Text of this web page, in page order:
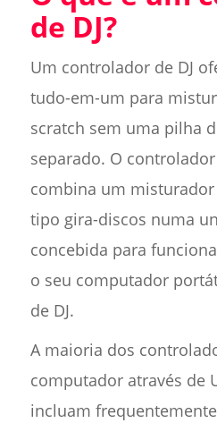
de DJ?
Um controlador de DJ
tudo-em-um para
scratch sem uma pilha
separado. O
combina um
tipo gira-discos numa
concebida para
o seu computador
de DJ.
A maioria dos
computador através de
incluam